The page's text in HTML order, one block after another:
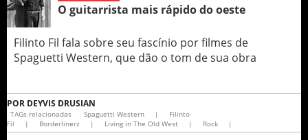
O guitarrista mais rápido do oeste
Filinto Fil fala sobre seu fascínio por filmes de
Spaguetti Western, que dão o tom de sua obra
POR DEYVIS DRUSIAN
TAGs relacionadas Spaguetti Western |
Filinto
Fil
| Borderlinerz | Living in The Old West | Rock |